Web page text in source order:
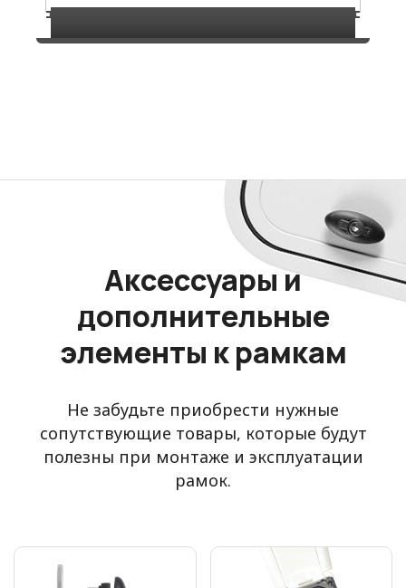
Аксессуары и
дополнительные
элементы к рамкам
Не забудьте приобрести нужные
сопутствующие товары, которые будут
полезны при монтаже и эксплуатации
рамок.